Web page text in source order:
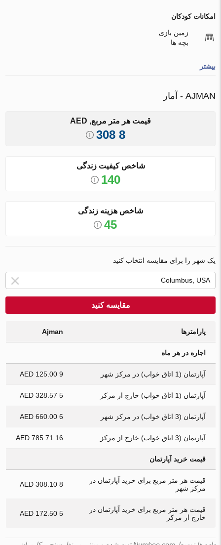
امکانات کودکان
زمین بازی
بچه ها
بیشتر
AJMAN - آمار
قیمت هر متر مربع, AED
8 308
شاخص کیفیت زندگی
140
شاخص هزینه زندگی
45
یک شهر را برای مقایسه انتخاب کنید
مقایسه کنید
پارامترها Ajman
اجاره در هر ماه
آپارتمان (1 اتاق خواب) در مرکز شهر 9 125.00 AED
آپارتمان (1 اتاق خواب) خارج از مرکز 5 328.57 AED
آپارتمان (3 اتاق خواب) در مرکز شهر 6 660.00 AED
آپارتمان (3 اتاق خواب) خارج از مرکز 16 785.71 AED
قیمت خرید آپارتمان
قیمت هر متر مربع برای خرید آپارتمان در
مرکز شهر
8 308.10 AED
قیمت هر متر مربع برای خرید آپارتمان در
خارج از مرکز
5 172.50 AED